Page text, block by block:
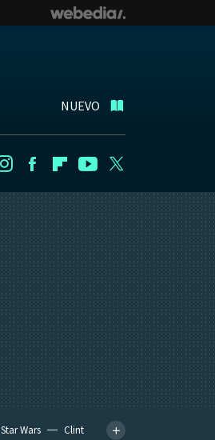
NUEVO
InstagramFacebookFlipboard
Youtube
Star Wars
Clint